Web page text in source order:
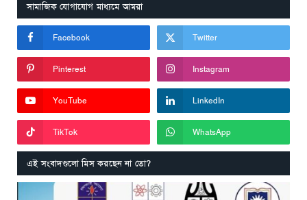
সামাজিক যোগাযোগ মাধ্যমে আমরা
Facebook Twitter
Pinterest Instagram
YouTube LinkedIn
TikTok WhatsApp
এই সংবাদগুলো মিস করছেন না তো?